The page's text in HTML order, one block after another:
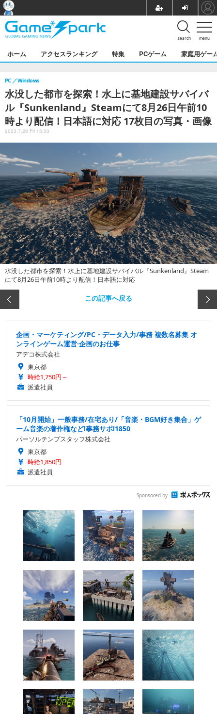
menu
search
ホーム アクセスランキング 特集 PCゲーム 家庭用ゲー
水没した都市を探索！水上に基地建設サバイバ
ル『Sunkenland』Steamにて8月26日午前10
時より配信！日本語に対応 17枚目の写真・画像
PC Windows
2023.7.28 Fri 15:30
水没した都市を探索！水上に基地建設サバイバル『Sunkenland』Steam
にて8月26日午前10時より配信！日本語に対応
この記事へ戻る
企画・マーケティング/PC・データ入力/事務 複数名募集 オ
ンラインゲーム運営·企画のお仕事
アデコ株式会社
東京都
時給1,750円～
派遣社員
「10月開始」一般事務/在宅あり/「音楽・BGM好き集合」ゲ
ーム音楽の著作権など!事務サポ!1850
パーソルテンプスタッフ株式会社
東京都
時給1,850円
派遣社員
Sponsored by